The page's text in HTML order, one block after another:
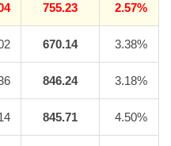
755.23 2.57%
670.14 3.38%
846.24 3.18%
845.71 4.50%